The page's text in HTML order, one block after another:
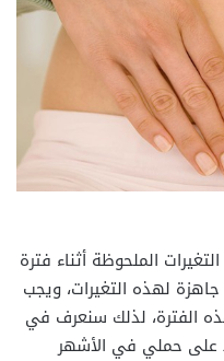
الملحوظة أثناء فترة
لهذه التغيرات، ويجب
الفترة، لذلك سنعرف في
على حملي في الأشهر